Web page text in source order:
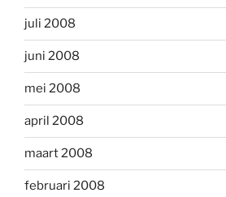
juli 2008
juni 2008
mei 2008
april 2008
maart 2008
februari 2008